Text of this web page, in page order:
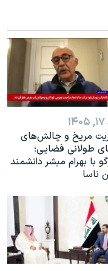
مریخ و چالش‌های
طولانی فضایی؛
با بهرام مبشر دانشمند
ناسا